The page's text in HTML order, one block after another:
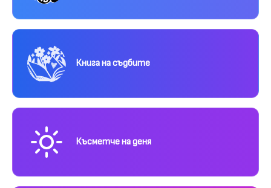
Книга на съдбите
Късметче на деня